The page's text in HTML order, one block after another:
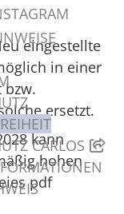
CARLOS
eingestellte
in einer
bzw.
ersetzt.
kann
hohen
pdf